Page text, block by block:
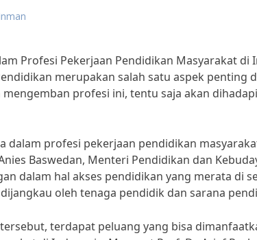
Profesi Pekerjaan Pendidikan Masyarakat di
merupakan salah satu aspek penting
profesi ini, tentu saja akan
dalam profesi pekerjaan pendidikan
Baswedan, Menteri Pendidikan dan
dalam hal akses pendidikan yang merata di
oleh tenaga pendidik dan sarana
terdapat peluang yang bisa